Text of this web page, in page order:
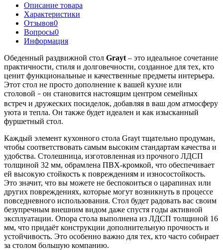
Описание товара
Характеристики
Отзывов0
Вопросы0
Информация
Обеденный раздвижной стол Grayt – это идеальное сочетание
практичности, стиля и долговечности, созданное для тех, кто
ценит функциональные и качественные предметы интерьера.
Этот стол не просто дополнение к вашей кухне или
столовой – он становится настоящим центром семейных
встреч и дружеских посиделок, добавляя в ваш дом атмосферу
уюта и тепла. Он также будет идеален и как изысканный
фуршетный стол.
Каждый элемент кухонного стола Grayt тщательно продуман,
чтобы соответствовать самым высоким стандартам качества и
удобства. Столешница, изготовленная из прочного ЛДСП
толщиной 32 мм, обрамлена ПВХ-кромкой, что обеспечивает
ей высокую стойкость к повреждениям и износостойкость.
Это значит, что вы можете не беспокоиться о царапинах или
других повреждениях, которые могут возникнуть в процессе
повседневного использования. Стол будет радовать вас своим
безупречным внешним видом даже спустя годы активной
эксплуатации. Опора стола выполнена из ЛДСП толщиной 16
мм, что придаёт конструкции дополнительную прочность и
устойчивость. Это особенно важно для тех, кто часто собирает
за столом большую компанию.